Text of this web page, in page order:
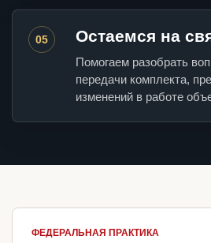
05 Остаемся на
Помогаем разобрать
передачи комплекта,
изменений в работе
ФЕДЕРАЛЬНАЯ ПРАКТИКА